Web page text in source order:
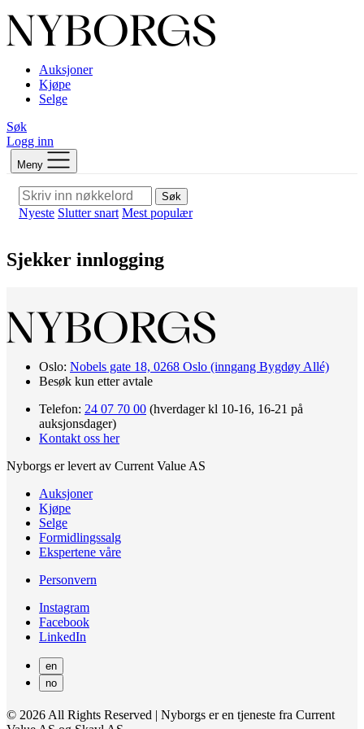
Auksjoner
Kjøpe
Selge
Søk
Logg inn
Meny
Søk
Nyeste Slutter snart Mest populær
Sjekker innlogging
Oslo: Nobels gate 18, 0268 Oslo (inngang Bygdøy Allé)
Besøk kun etter avtale
Telefon: 24 07 70 00 (hverdager kl 10-16, 16-21 på
auksjonsdager)
Kontakt oss her
Nyborgs er levert av Current Value AS
Auksjoner
Kjøpe
Selge
Formidlingssalg
Ekspertene våre
Personvern
Instagram
Facebook
LinkedIn
en
no
© 2026 All Rights Reserved | Nyborgs er en tjeneste fra Current